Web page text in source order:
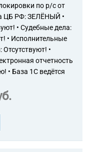
по р/с от
ЦБ РФ: ЗЕЛЁНЫЙ •
• Судебные дела:
• Исполнительные
Отсутствуют! •
отчетность
• База 1С ведётся